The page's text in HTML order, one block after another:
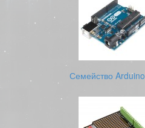
Семейство Arduino